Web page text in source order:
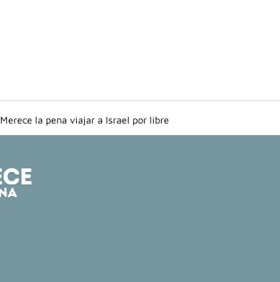
Merece la pena viajar a Israel por libre